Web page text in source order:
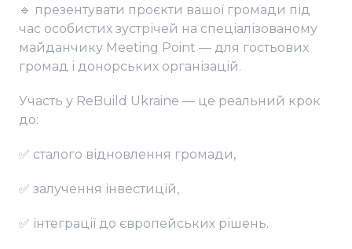
🔹 презентувати проєкти вашої громади під
час особистих зустрічей на спеціалізованому
майданчику Meeting Point — для гостьових
громад і донорських організацій.
Участь у ReBuild Ukraine — це реальний крок
до:
✅ сталого відновлення громади,
✅ залучення інвестицій,
✅ інтеграції до європейських рішень.